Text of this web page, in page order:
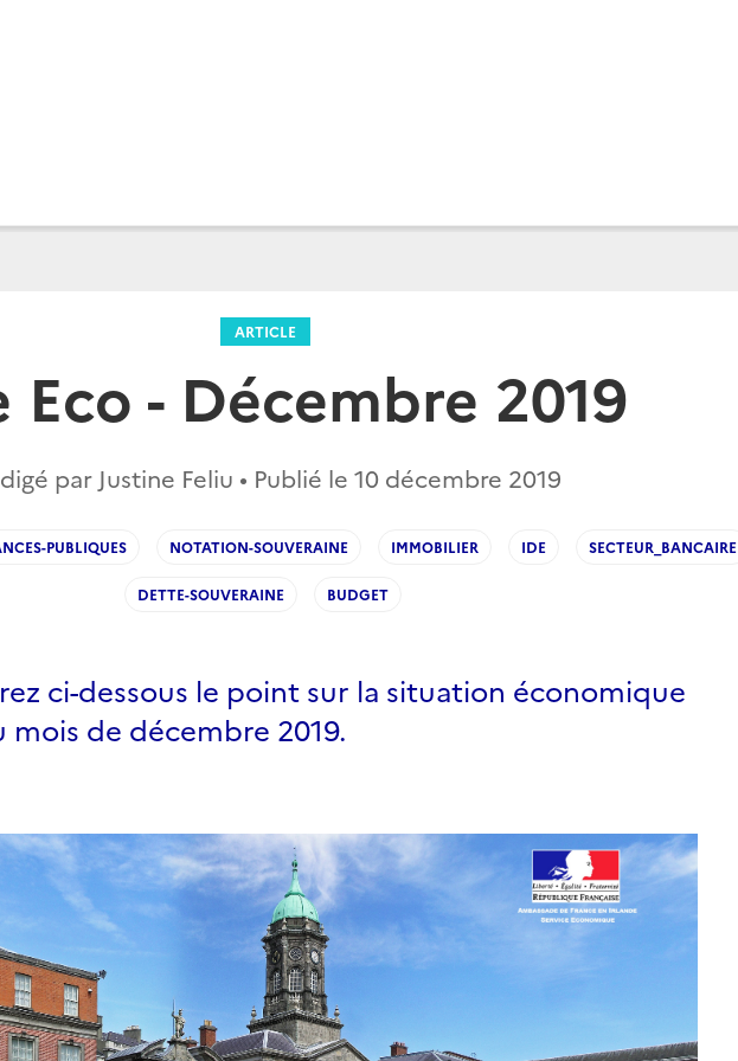
ARTICLE
Eco - Décembre 2019
par Justine Feliu • Publié le 10 décembre 2019
PUBLIQUES NOTATION-SOUVERAINE IMMOBILIER IDE SECTEUR_BANCAIRE
DETTE-SOUVERAINE BUDGET
ci-dessous le point sur la situation économique
mois de décembre 2019.